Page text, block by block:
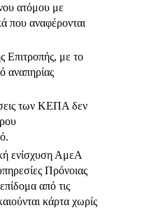
ατόμου με
που αναφέρονται
Επιτροπής, με το
αναπηρίας
των ΚΕΠΑ δεν
ενίσχυση ΑμεΑ
Πρόνοιας
από τις
κάρτα χωρίς